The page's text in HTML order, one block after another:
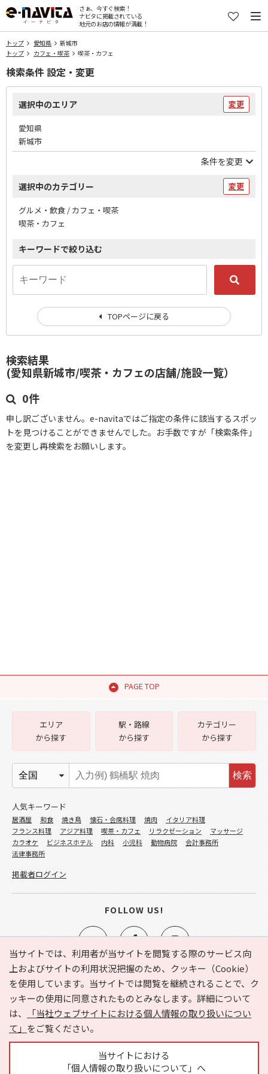
さぁ、今すぐ検索！
ナビタに掲載されている
地元のお店の情報が満載！
トップ 愛知県
新城市
トップ
カフェ・喫茶 喫茶・カフェ
検索結果
(愛知県新城市/喫茶・カフェの店舗/施設一覧）
0件
申し訳ございません。e-navitaではご指定の条件に該当するスポッ
トを見つけることができませんでした。お手数ですが「検索条件」
を変更し再検索をお願いします。
検索条件 設定・変更
選択中のエリア 変更
愛知県
新城市
条件を変更
選択中のカテゴリー 変更
グルメ・飲食 / カフェ・喫茶
喫茶・カフェ
キーワードで絞り込む
TOPページに戻る
PAGE TOP
当サイトでは、利用者が当サイトを閲覧する際のサービス向
上およびサイトの利用状況把握のため、クッキー（Cookie）
を使用しています。当サイトでは閲覧を継続されることで、ク
ッキーの使用に同意されたものとみなします。詳細について
は、
「当社ウェブサイトにおける個人情報の取り扱いについ
て」 をご覧ください。
当サイトにおける
「個人情報の取り扱いについて」へ
e-NAVITA（イーナビタ）とは？ お気に入り
ヘルプ
利用規約
個人情報の取り扱いについて
運営会社
サイトマップ
広告掲載に関するお問い合わせ
エリア
から探す
駅・路線
から探す
カテゴリー
から探す
検索
人気キーワード
居酒屋 和食 焼き鳥 懐石・会席料理 焼肉
イタリア料理
フランス料理
アジア料理 喫茶・カフェ リラクゼーション
マッサージ
カラオケ
ビジネスホテル 内科 小児科 動物病院
会計事務所
法律事務所
掲載者ログイン
FOLLOW US!